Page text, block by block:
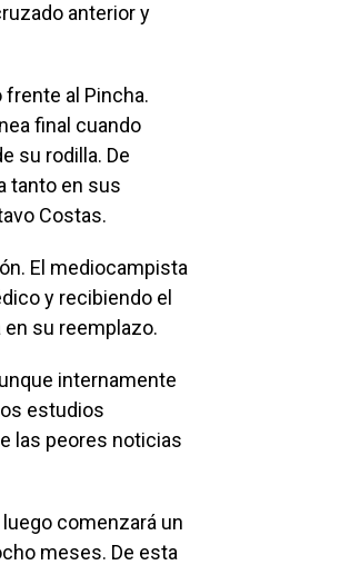
anterior y
al Pincha.
final cuando
su rodilla. De
tanto en sus
Costas.
El mediocampista
y recibiendo el
su reemplazo.
internamente
estudios
las peores noticias
comenzará un
meses. De esta